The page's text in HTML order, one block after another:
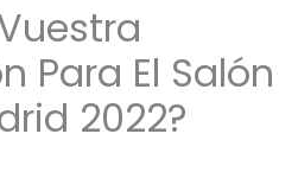
Para El Salón
2022?